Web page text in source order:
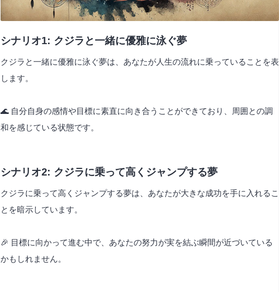
シナリオ1: クジラと一緒に優雅に泳ぐ夢
クジラと一緒に優雅に泳ぐ夢は、あなたが人生の流れに乗っていることを表
します。
🌊 自分自身の感情や目標に素直に向き合うことができており、周囲との調
和を感じている状態です。
シナリオ2: クジラに乗って高くジャンプする夢
クジラに乗って高くジャンプする夢は、あなたが大きな成功を手に入れるこ
とを暗示しています。
🎉 目標に向かって進む中で、あなたの努力が実を結ぶ瞬間が近づいている
かもしれません。